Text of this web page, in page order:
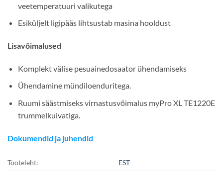
veetemperatuuri valikutega
Esiküljelt ligipääs lihtsustab masina hooldust
Lisavõimalused
Komplekt välise pesuainedosaator ühendamiseks
Ühendamine mündiloenduritega.
Ruumi säästmiseks virnastusvõimalus myPro XL TE1220E
trummelkuivatiga.
Dokumendid ja juhendid
Tooteleht: EST